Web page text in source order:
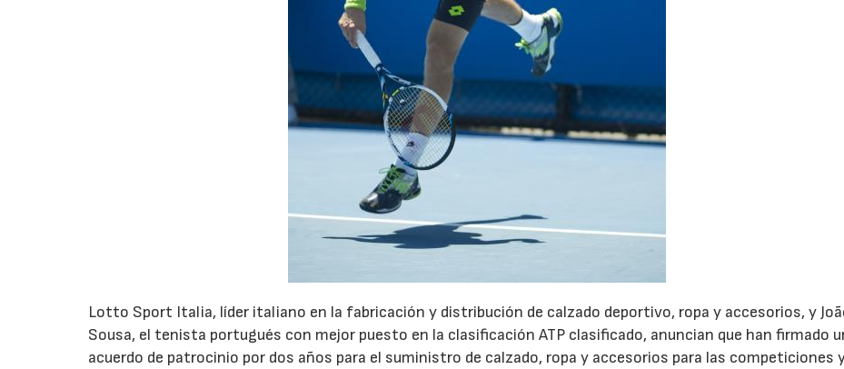
Lotto Sport Italia, líder italiano en la fabricación y distribución de calzado deportivo, ropa y accesorios, y
Sousa, el tenista portugués con mejor puesto en la clasificación ATP clasificado, anuncian que han firmado
acuerdo de patrocinio por dos años para el suministro de calzado, ropa y accesorios para las competiciones